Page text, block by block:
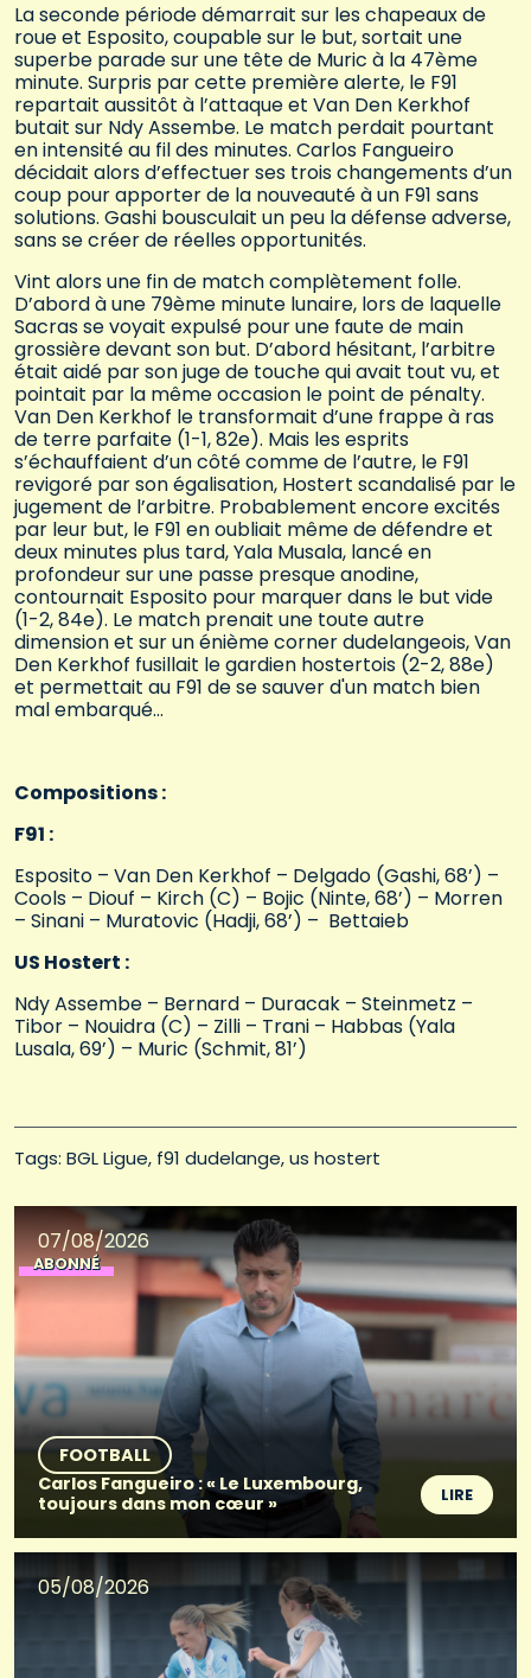
La seconde période démarrait sur les chapeaux de
roue et Esposito, coupable sur le but, sortait une
superbe parade sur une tête de Muric à la 47ème
minute. Surpris par cette première alerte, le F91
repartait aussitôt à l’attaque et Van Den Kerkhof
butait sur Ndy Assembe. Le match perdait pourtant
en intensité au fil des minutes. Carlos Fangueiro
décidait alors d’effectuer ses trois changements d’un
coup pour apporter de la nouveauté à un F91 sans
solutions. Gashi bousculait un peu la défense adverse,
sans se créer de réelles opportunités.
Vint alors une fin de match complètement folle.
D’abord à une 79ème minute lunaire, lors de laquelle
Sacras se voyait expulsé pour une faute de main
grossière devant son but. D’abord hésitant, l’arbitre
était aidé par son juge de touche qui avait tout vu, et
pointait par la même occasion le point de pénalty.
Van Den Kerkhof le transformait d’une frappe à ras
de terre parfaite (1-1, 82e). Mais les esprits
s’échauffaient d’un côté comme de l’autre, le F91
revigoré par son égalisation, Hostert scandalisé par le
jugement de l’arbitre. Probablement encore excités
par leur but, le F91 en oubliait même de défendre et
deux minutes plus tard, Yala Musala, lancé en
profondeur sur une passe presque anodine,
contournait Esposito pour marquer dans le but vide
(1-2, 84e). Le match prenait une toute autre
dimension et sur un énième corner dudelangeois, Van
Den Kerkhof fusillait le gardien hostertois (2-2, 88e)
et permettait au F91 de se sauver d'un match bien
mal embarqué…
Compositions :
F91 :
Esposito – Van Den Kerkhof – Delgado (Gashi, 68’) –
Cools – Diouf – Kirch (C) – Bojic (Ninte, 68’) – Morren
– Sinani – Muratovic (Hadji, 68’) – Bettaieb
US Hostert :
Ndy Assembe – Bernard – Duracak – Steinmetz –
Tibor – Nouidra (C) – Zilli – Trani – Habbas (Yala
Lusala, 69’) – Muric (Schmit, 81’)
Tags: BGL Ligue f91 dudelange us hostert
07/08/2026
ABONNÉ
FOOTBALL
Carlos Fangueiro : « Le Luxembourg,
toujours dans mon cœur »
LIRE
05/08/2026